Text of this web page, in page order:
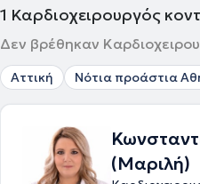
1 Καρδιοχειρουργός
Δεν βρέθηκαν
Αττική Νότια προάστια
(Μαριλή)